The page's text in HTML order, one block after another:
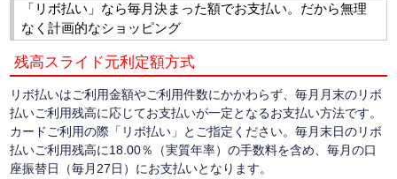
「リボ払い」なら毎月決まった額でお支払い。だから無理
なく計画的なショッピング
残高スライド元利定額方式
リボ払いはご利用金額やご利用件数にかかわらず、毎月月末のリボ
払いご利用残高に応じてお支払いが一定となるお支払い方法です。
カードご利用の際「リボ払い」とご指定ください。毎月末日のリボ
払いご利用残高に18.00％（実質年率）の手数料を含め、毎月の口
座振替日（毎月27日）にお支払いとなります。